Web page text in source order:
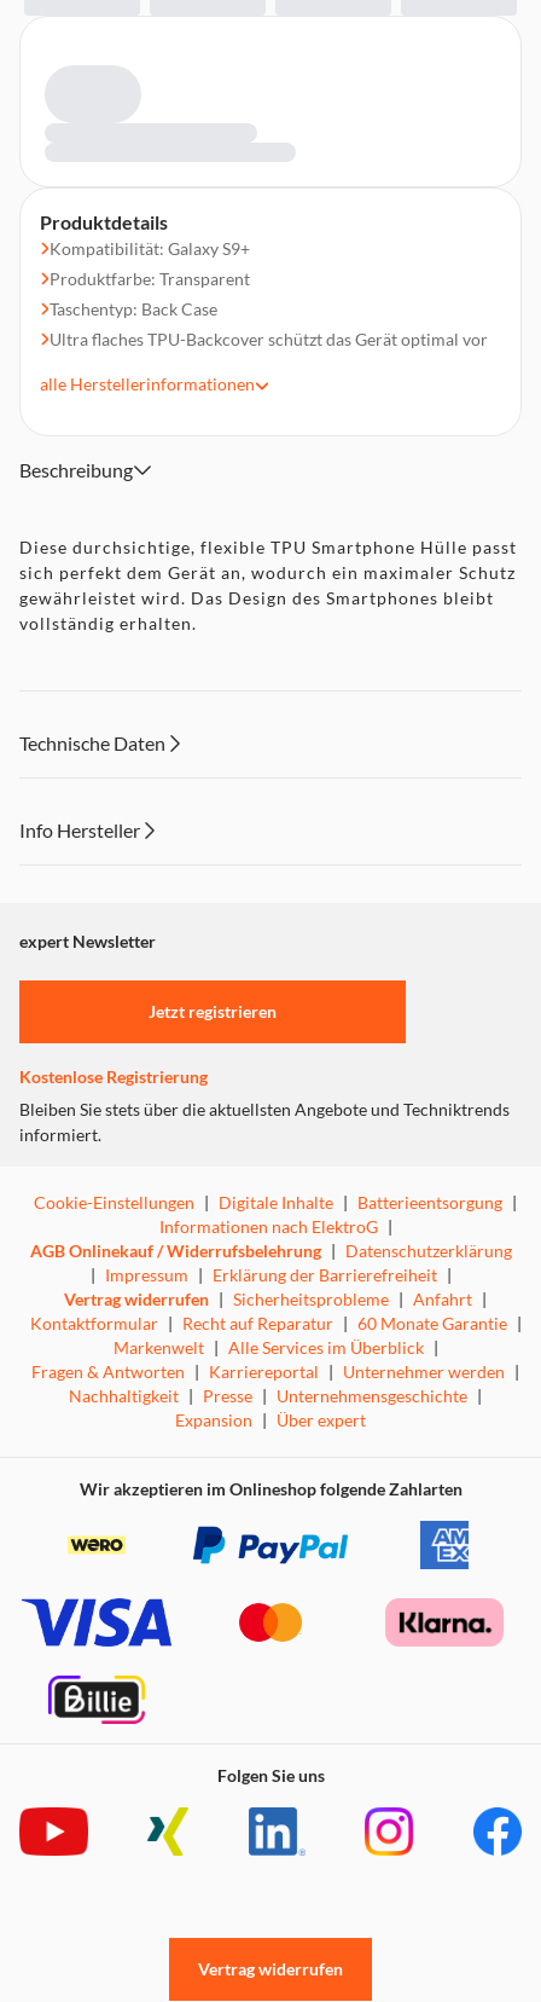
Produktdetails
Kompatibilität: Galaxy S9+
Produktfarbe: Transparent
Taschentyp: Back Case
Ultra flaches TPU-Backcover schützt das Gerät optimal vor
Passgenau gefertigt
Flexibles TPU-Material
alle Herstellerinformationen
Beschreibung
Diese durchsichtige, flexible TPU Smartphone Hülle passt
sich perfekt dem Gerät an, wodurch ein maximaler Schutz
gewährleistet wird. Das Design des Smartphones bleibt
vollständig erhalten.
Technische Daten
Info Hersteller
"Marketing".
Einstellungen anpassen
expert Newsletter
Jetzt registrieren
Kostenlose Registrierung
Bleiben Sie stets über die aktuellsten Angebote und Techniktrends
informiert.
Cookie-Einstellungen | Digitale Inhalte | Batterieentsorgung |
Informationen nach ElektroG |
AGB Onlinekauf / Widerrufsbelehrung | Datenschutzerklärung
| Impressum | Erklärung der Barrierefreiheit |
Vertrag widerrufen | Sicherheitsprobleme | Anfahrt |
Kontaktformular | Recht auf Reparatur | 60 Monate Garantie |
Markenwelt | Alle Services im Überblick |
Fragen & Antworten | Karriereportal | Unternehmer werden |
Nachhaltigkeit | Presse | Unternehmensgeschichte |
Expansion | Über expert
Wir akzeptieren im Onlineshop folgende Zahlarten
Folgen Sie uns
Vertrag widerrufen